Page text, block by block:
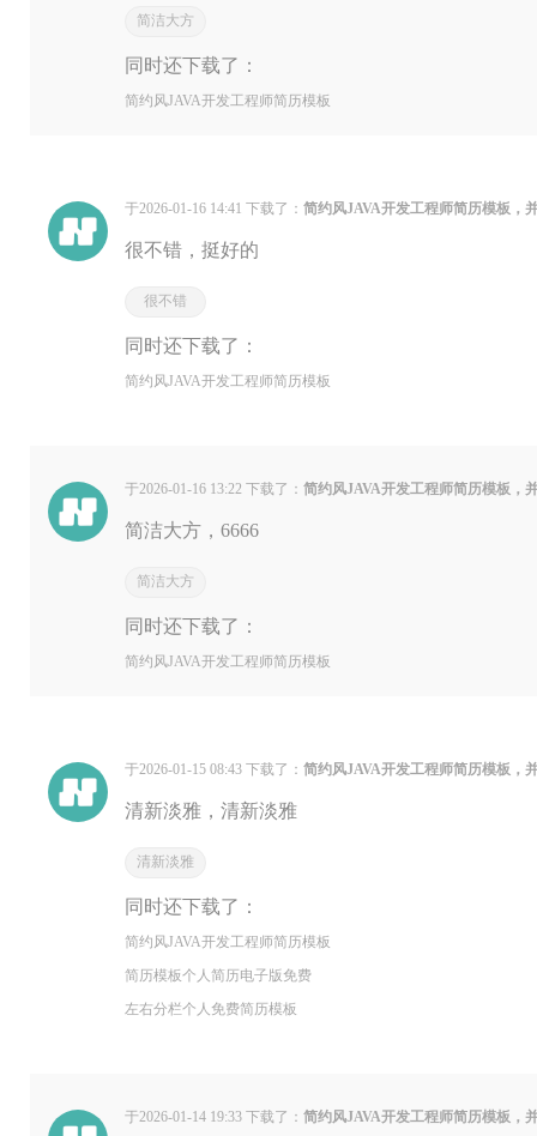
简洁大方
同时还下载了：
简约风JAVA开发工程师简历模板
于2026-01-16 14:41 下载了：简约风JAVA开发工程师简历模板，
很不错，挺好的
很不错
同时还下载了：
简约风JAVA开发工程师简历模板
于2026-01-16 13:22 下载了：简约风JAVA开发工程师简历模板，
简洁大方，6666
简洁大方
同时还下载了：
简约风JAVA开发工程师简历模板
于2026-01-15 08:43 下载了：简约风JAVA开发工程师简历模板，
清新淡雅，清新淡雅
清新淡雅
同时还下载了：
简约风JAVA开发工程师简历模板
简历模板个人简历电子版免费
左右分栏个人免费简历模板
于2026-01-14 19:33 下载了：简约风JAVA开发工程师简历模板，